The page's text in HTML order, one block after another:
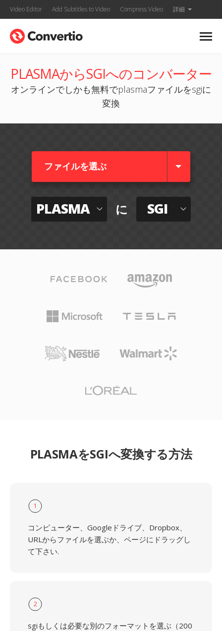
Video Editor Add Subtitles to Video Compress Video 詳細
PLASMAからSGIへのコンバーター
オンラインでしかも無料でplasmaファイルをsgiに
変換
ファイルを選ぶ
PLASMA に SGI
PLASMAをSGIへ変換する方法
1
コンピューター、Googleドライブ、Dropbox、
URLからファイルを選ぶか、ページにドラッグし
て下さい.
2
sgiもしくは必要な別のフォーマットを選ぶ（200